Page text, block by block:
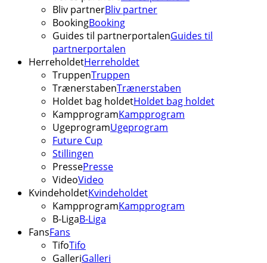
Bliv partnerBliv partner
BookingBooking
Guides til partnerportalenGuides til
partnerportalen
HerreholdetHerreholdet
TruppenTruppen
TrænerstabenTrænerstaben
Holdet bag holdetHoldet bag holdet
KampprogramKampprogram
UgeprogramUgeprogram
Future Cup
Stillingen
PressePresse
VideoVideo
KvindeholdetKvindeholdet
KampprogramKampprogram
B-LigaB-Liga
FansFans
TifoTifo
GalleriGalleri